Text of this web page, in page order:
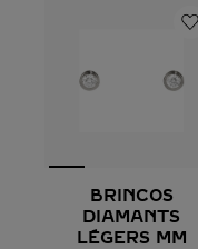
BRINCOS
DIAMANTS
LÉGERS MM